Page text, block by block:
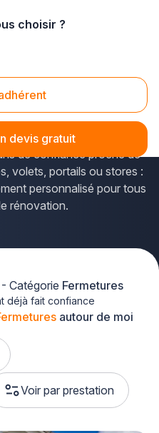
choisir ?
devis gratuit
qualifié pour vos
Plus que pro vous
de confiance proche de
volets, portails ou stores :
personnalisé pour tous
rénovation.
autour de moi
Voir par prestation
Catégorie Fermetures
déjà fait confiance